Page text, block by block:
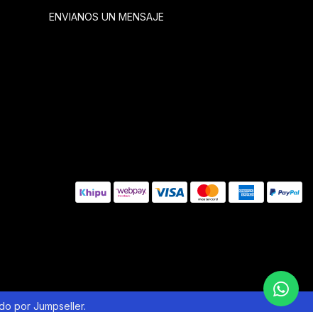
ENVIANOS UN MENSAJE
por Jumpseller.